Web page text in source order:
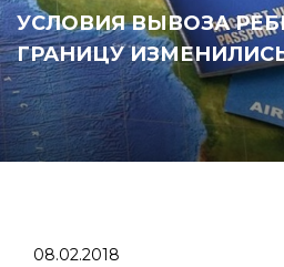
УСЛОВИЯ ВЫВОЗА
ГРАНИЦУ
08.02.2018